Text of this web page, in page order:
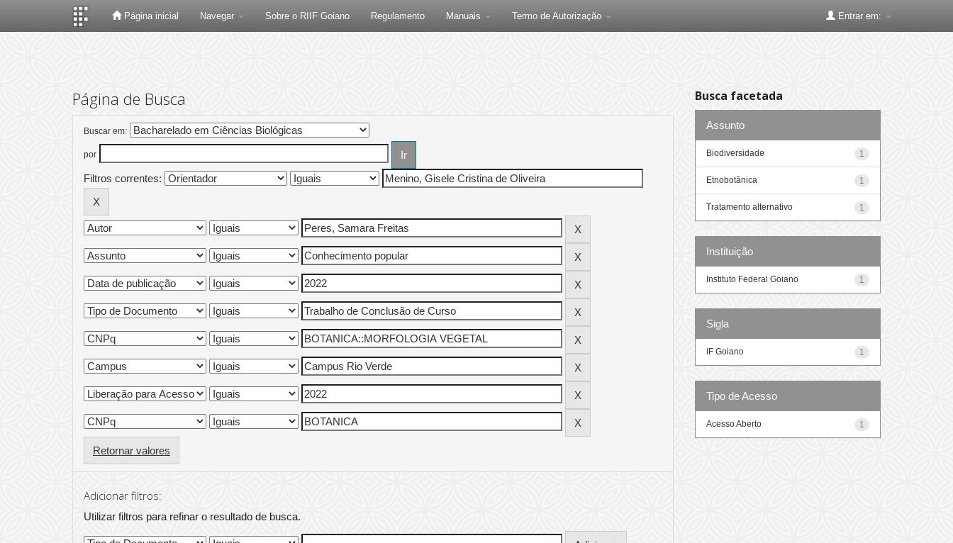
Página inicial Navegar Sobre o RIIF Goiano Regulamento Manuais Termo de Autorização Entrar em:
Página de Busca
Buscar em:
por
Filtros correntes:
Retornar valores
Adicionar filtros:
Utilizar filtros para refinar o resultado de busca.
Busca facetada
Assunto
1
Biodiversidade
1
Etnobotânica
1
Tratamento alternativo
Instituição
1
Instituto Federal Goiano
Sigla
1
IF Goiano
Tipo de Acesso
1
Acesso Aberto